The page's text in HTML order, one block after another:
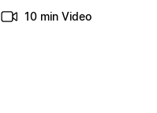
10 min Video